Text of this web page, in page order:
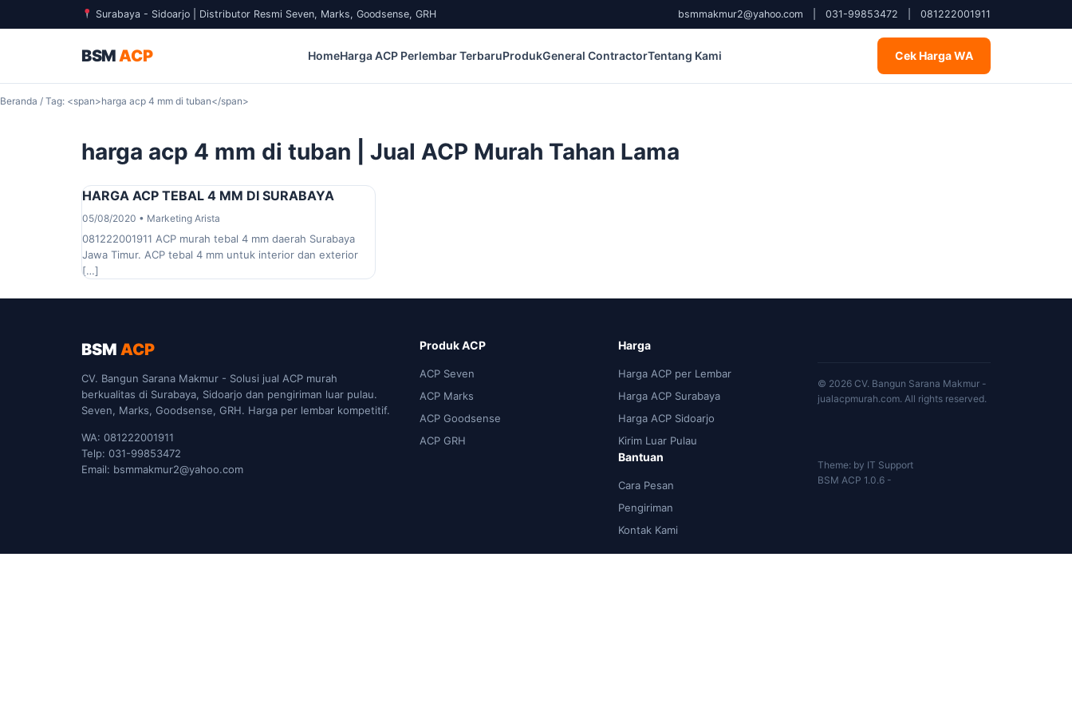
Surabaya - Sidoarjo | Distributor Resmi Seven, Marks, Goodsense, GRH bsmmakmur2@yahoo.com 031-99853472 081222001911
BSMACP HomeHarga ACP Perlembar TerbaruProdukGeneral ContractorTentang Kami Cek Harga WA
Beranda / Tag: <span>harga acp 4 mm di tuban</span>
harga acp 4 mm di tuban | Jual ACP Murah Tahan Lama
HARGA ACP TEBAL 4 MM DI SURABAYA
05/08/2020 • Marketing Arista
081222001911 ACP murah tebal 4 mm daerah Surabaya
Jawa Timur. ACP tebal 4 mm untuk interior dan exterior
[…]
BSM ACP
CV. Bangun Sarana Makmur - Solusi jual ACP murah
berkualitas di Surabaya, Sidoarjo dan pengiriman luar pulau.
Seven, Marks, Goodsense, GRH. Harga per lembar kompetitif.
WA: 081222001911
Telp: 031-99853472
Email: bsmmakmur2@yahoo.com
Produk ACP
ACP Seven
ACP Marks
ACP Goodsense
ACP GRH
Harga
Harga ACP per Lembar
Harga ACP Surabaya
Harga ACP Sidoarjo
Kirim Luar Pulau
Bantuan
Cara Pesan
Pengiriman
Kontak Kami
© 2026 CV. Bangun Sarana Makmur -
jualacpmurah.com. All rights reserved.
Theme: by IT Support
BSM ACP 1.0.6 -